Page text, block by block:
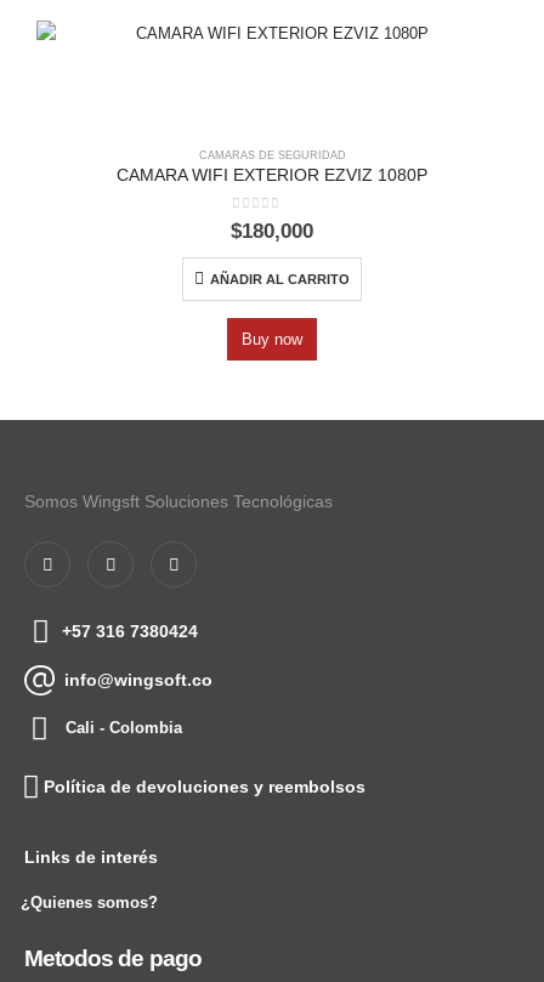
CAMARAS DE SEGURIDAD
CAMARA WIFI EXTERIOR EZVIZ 1080P
0out of 5
$180,000
AÑADIR AL CARRITO
Buy now
Somos Wingsft Soluciones Tecnológicas
+57 316 7380424
info@wingsoft.co
Cali - Colombia
Política de devoluciones y reembolsos
Links de interés
¿Quienes somos?
Metodos de pago